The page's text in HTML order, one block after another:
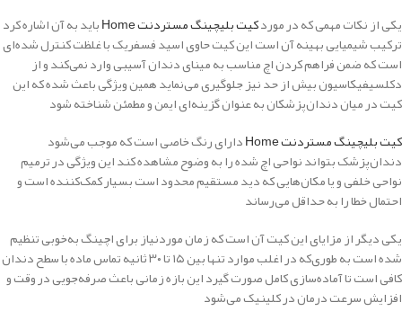
یکی از نکات مهمی که در موردکیت بلیچینگ مستردنت Home باید به آن اشاره کرد
ترکیب شیمیایی بهینه آن است این کیت حاوی اسید فسفریک با غلظت کنترل شده‌ای
است که ضمن فراهم کردن اچ مناسب به مینای دندان آسیبی وارد نمی‌کند و از
دکلسیفیکاسیون بیش از حد نیز جلوگیری می‌نماید همین ویژگی باعث شده که این
کیت در میان دندان‌پزشکان به عنوان گزینه‌ای ایمن و مطمئن شناخته شود
کیت بلیچینگ مستردنت Home
دارای رنگ خاصی است که موجب می‌شود
دندان‌پزشک بتواند نواحی اچ شده را به وضوح مشاهده کند این ویژگی در ترمیم
نواحی خلفی و یا مکان‌هایی که دید مستقیم محدود است بسیار کمک‌کننده است و
احتمال خطا را به حداقل می‌رساند
یکی دیگر از مزایای این کیت آن است که زمان موردنیاز برای اچینگ به‌خوبی تنظیم
شده است به طوری‌که در اغلب موارد تنها بین ۱۵ تا ۳۰ ثانیه تماس ماده با سطح دندان
کافی است تا آماده‌سازی کامل صورت گیرد این بازه زمانی باعث صرفه‌جویی در وقت و
افزایش سرعت درمان در کلینیک می‌شود